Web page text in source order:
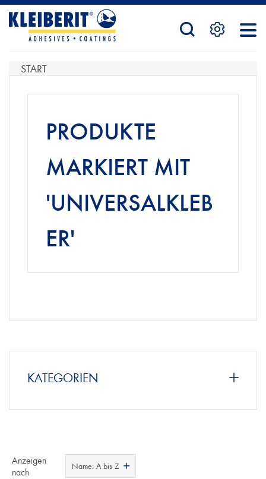
STARTSEITE
PRODUKTE
KONTAKTFORMULAR
START
PRODUKTE
MARKIERT MIT
'UNIVERSALKLEB
ER'
KATEGORIEN
Anzeigen
nach
Name: A bis Z